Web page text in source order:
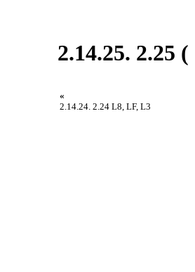
2.14.25. 2.25 (
«
2.14.24. 2.24 L8, LF, L3